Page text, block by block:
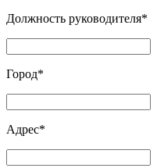
Должность руководителя*
Город*
Адрес*